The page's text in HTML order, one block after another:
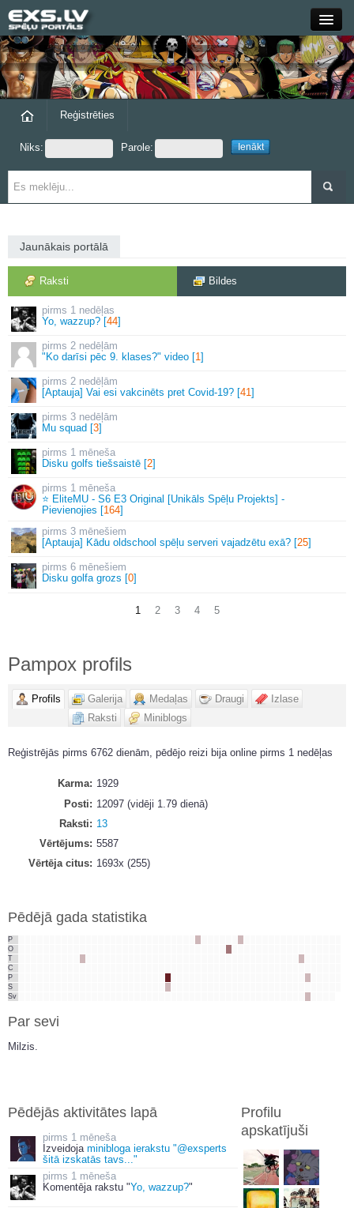
Close
Forums
Grupas
Reģistrēties
Niks: Parole:
Jaunākais portālā
Raksti Bildes
1 nedēļas
Yo, wazzup? [44]
2 nedēļām
"Ko darīsi pēc 9. klases?" video [1]
2 nedēļām
[Aptauja] Vai esi vakcinēts pret Covid-19? [41]
3 nedēļām
Mu squad [3]
1 mēneša
Disku golfs tiešsaistē [2]
1 mēneša
⭐ EliteMU - S6 E3 Original [Unikāls Spēļu Projekts] -
Pievienojies [164]
3 mēnešiem
[Aptauja] Kādu oldschool spēļu serveri vajadzētu exā? [25]
6 mēnešiem
Disku golfa grozs [0]
1 2 3 4 5
Pampox profils
Profils Galerija Medaļas Draugi
Izlase
Raksti
Miniblogs
Reģistrējās pirms 6762 dienām, pēdējo reizi bija online pirms 1 nedēļas
Karma
1929
Posti
12097 (vidēji 1.79 dienā)
Raksti
13
Vērtējums
5587
Vērtēja citus
1693x (255)
Pēdējā gada statistika
P
O
T
C
P
S
Sv
Par sevi
Milzis.
Pēdējās aktivitātes lapā
1 mēneša
Izveidoja minibloga ierakstu "@exsperts
šitā izskatās tavs..."
1 mēneša
Komentēja rakstu "Yo, wazzup?"
Profilu
apskatījuši